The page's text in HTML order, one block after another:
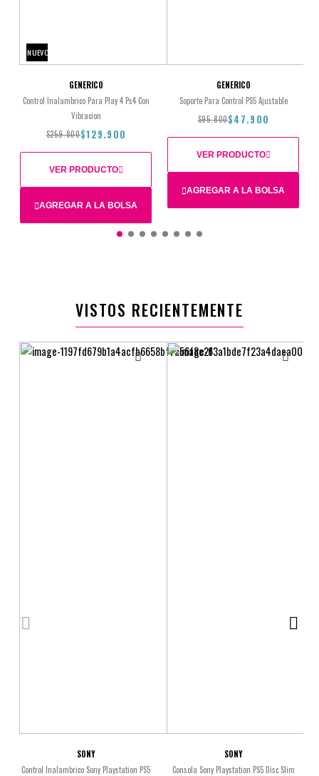
NUEVO
GENERICO
Control Inalambrico Para Play 4 Ps4 Con
Vibracion
$259.800$129.900
AGREGAR A LA BOLSA
VER PRODUCTO
GENERICO
Soporte Para Control PS5 Ajustable
$95.800$47.900
AGREGAR A LA BOLSA
VER PRODUCTO
VISTOS RECIENTEMENTE
SONY
Control Inalambrico Sony Playstation PS5
SONY
Consola Sony Playstation PS5 Disc Slim